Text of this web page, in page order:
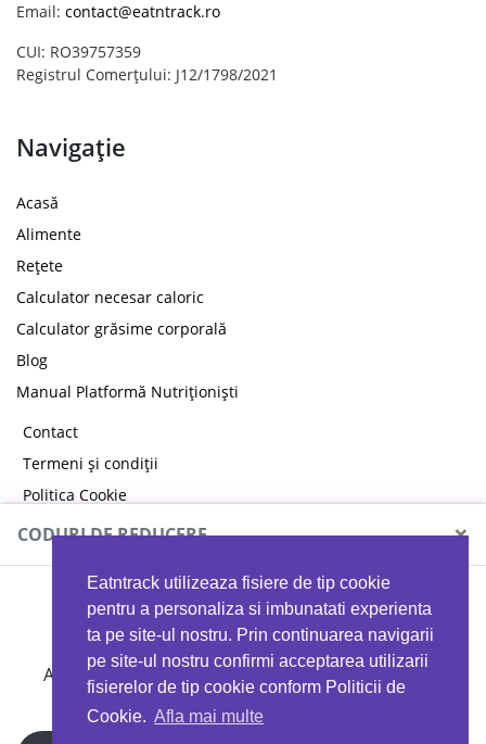
Eatntrack utilizeaza fisiere de tip cookie
pentru a personaliza si imbunatati experienta
ta pe site-ul nostru. Prin continuarea navigarii
pe site-ul nostru confirmi acceptarea utilizarii
fisierelor de tip cookie conform Politicii de
Cookie. Afla mai multe
Email: contact@eatntrack.ro
CUI: RO39757359
Registrul Comerțului: J12/1798/2021
Navigație
Acasă
Alimente
Rețete
Calculator necesar caloric
Calculator grăsime corporală
Blog
Manual Platformă Nutriționiști
Contact
Termeni și condiții
Politica Cookie
Politica de confidențialitate
CODURI DE REDUCERE ×
MYPROTEIN
Ai 40%reducere la orice comandă folosind codul
EATTRACK